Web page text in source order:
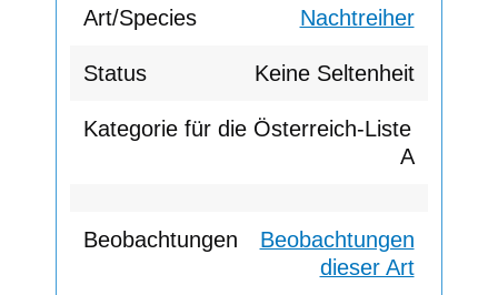
Nachtreiher
Keine Seltenheit
A
Beobachtungen
dieser Art